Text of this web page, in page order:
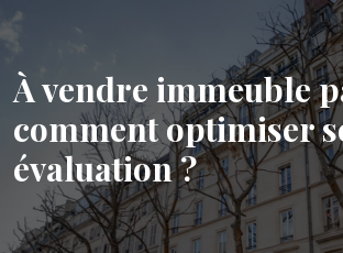
À vendre immeuble
comment optimiser
évaluation ?